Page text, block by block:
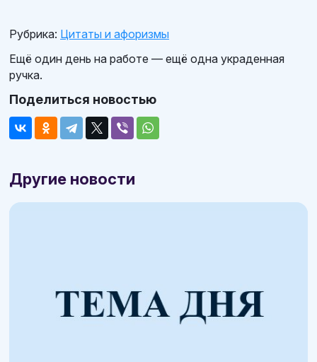
Рубрика: Цитаты и афоризмы
Ещё один день на работе — ещё одна украденная
ручка.
Поделиться новостью
Другие новости